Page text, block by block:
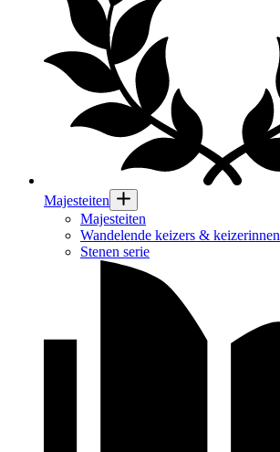
Majesteiten
Majesteiten
Wandelende keizers & keizerinnen
Stenen serie